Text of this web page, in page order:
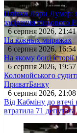
6 серпня 2026, 18:47
Плівки Лори Лумер:
засідання тіньового
6 серпня 2026, 21:41
На южных миражах
6 серпня 2026, 16:54
На якому боці
6 серпня 2026, 19:57
Коломойського
ПриватБанку
6 серпня 2026, 21:08
Від Кабміну до втечі
втратила 71 депутата